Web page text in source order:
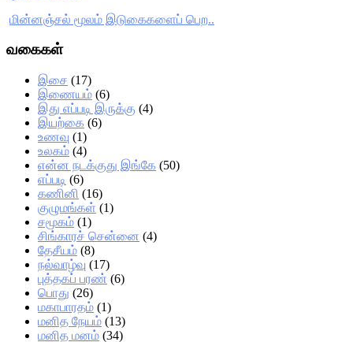
மின்னஞ்சல் மூலம் இடுகைகளைப் பெற..
வகைகள்
இசை (17)
இணையம் (6)
இது எப்படி இருக்கு (4)
இயற்கை (6)
உணவு (1)
உலகம் (4)
என்ன நடக்குது இங்கே (50)
எப்படி (6)
கணினி (16)
குழுமங்கள் (1)
சமூகம் (1)
சிங்காரச் சென்னை (4)
தேசீயம் (8)
நல்வாழ்வு (17)
புத்தகப் பரண் (6)
பொது (26)
மகாபாரதம் (1)
மனித நேயம் (13)
மனித மனம் (34)